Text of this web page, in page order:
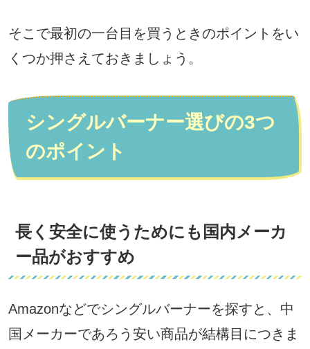
そこで最初の一台目を買うときのポイントをい
くつか押さえておきましょう。
シングルバーナー選びの3つ
のポイント
長く安全に使うためにも国内メーカ
ー品がおすすめ
Amazonなどでシングルバーナーを探すと、中
国メーカーであろう安い商品が結構目につきま